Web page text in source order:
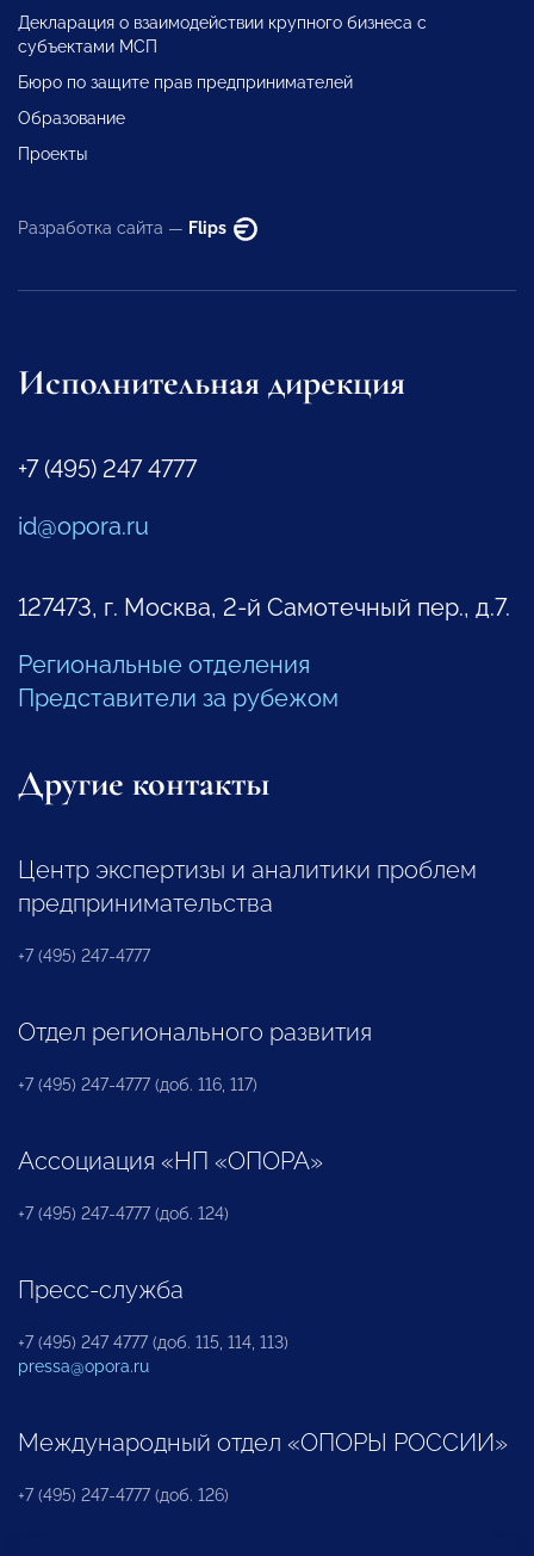
Декларация о взаимодействии крупного бизнеса с
субъектами МСП
Бюро по защите прав предпринимателей
Образование
Проекты
Разработка сайта — Flips
Исполнительная дирекция
+7 (495) 247 4777
id@opora.ru
127473, г. Москва, 2-й Самотечный пер., д.7.
Региональные отделения
Представители за рубежом
Другие контакты
Центр экспертизы и аналитики проблем
предпринимательства
+7 (495) 247-4777
Отдел регионального развития
+7 (495) 247-4777 (доб. 116, 117)
Ассоциация «НП «ОПОРА»
+7 (495) 247-4777 (доб. 124)
Пресс-служба
+7 (495) 247 4777 (доб. 115, 114, 113)
pressa@opora.ru
Международный отдел «ОПОРЫ РОССИИ»
+7 (495) 247-4777 (доб. 126)